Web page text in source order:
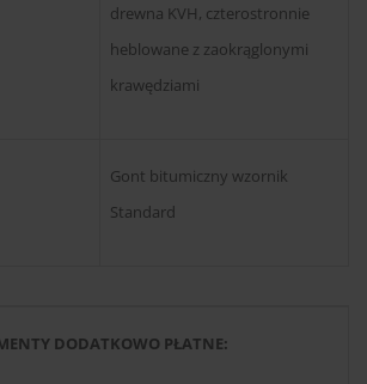
drewna KVH, czterostronnie
heblowane z zaokrąglonymi
krawędziami
Gont bitumiczny wzornik
Standard
DODATKOWO PŁATNE: